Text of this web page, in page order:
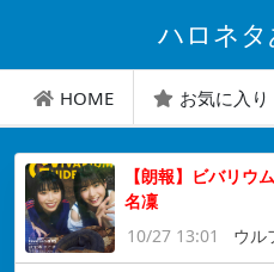
ハロネ
HOME お気に入り
【朗報】ビバリウ
名凜
10/27 13:01
ウル